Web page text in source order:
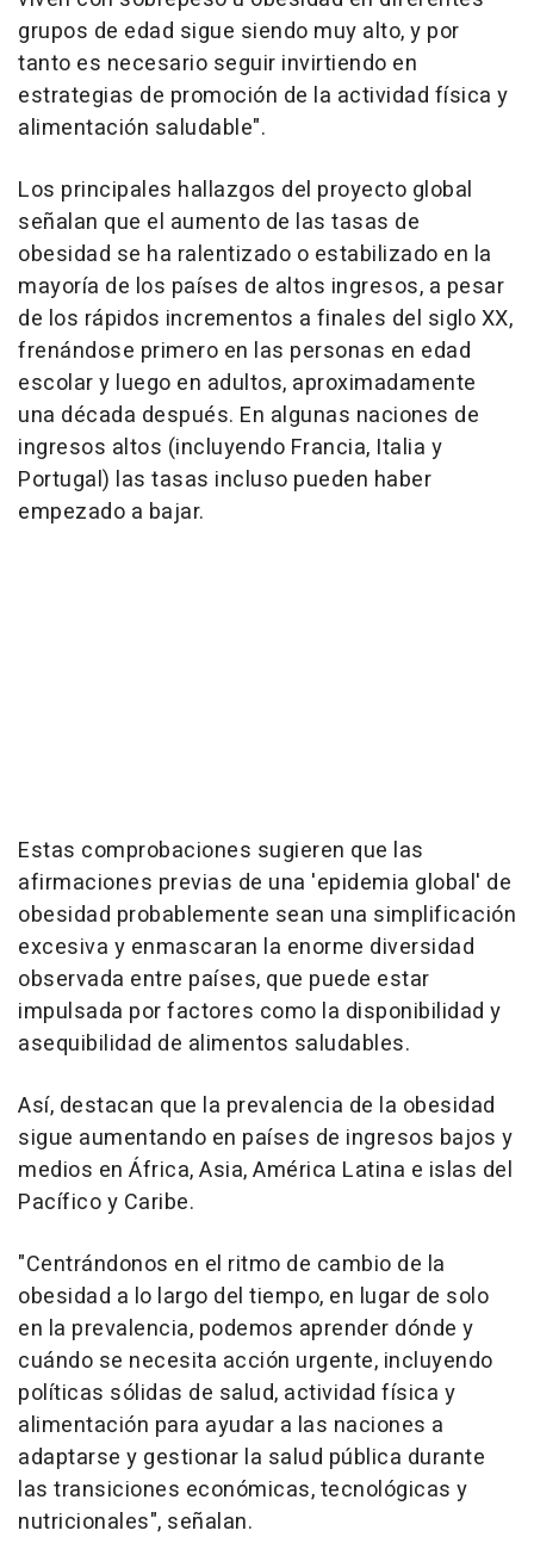
grupos de edad sigue siendo muy alto, y por
tanto es necesario seguir invirtiendo en
estrategias de promoción de la actividad física y
alimentación saludable".
Los principales hallazgos del proyecto global
señalan que el aumento de las tasas de
obesidad se ha ralentizado o estabilizado en la
mayoría de los países de altos ingresos, a pesar
de los rápidos incrementos a finales del siglo XX,
frenándose primero en las personas en edad
escolar y luego en adultos, aproximadamente
una década después. En algunas naciones de
ingresos altos (incluyendo Francia, Italia y
Portugal) las tasas incluso pueden haber
empezado a bajar.
Estas comprobaciones sugieren que las
afirmaciones previas de una 'epidemia global' de
obesidad probablemente sean una simplificación
excesiva y enmascaran la enorme diversidad
observada entre países, que puede estar
impulsada por factores como la disponibilidad y
asequibilidad de alimentos saludables.
Así, destacan que la prevalencia de la obesidad
sigue aumentando en países de ingresos bajos y
medios en África, Asia, América Latina e islas del
Pacífico y Caribe.
"Centrándonos en el ritmo de cambio de la
obesidad a lo largo del tiempo, en lugar de solo
en la prevalencia, podemos aprender dónde y
cuándo se necesita acción urgente, incluyendo
políticas sólidas de salud, actividad física y
alimentación para ayudar a las naciones a
adaptarse y gestionar la salud pública durante
las transiciones económicas, tecnológicas y
nutricionales", señalan.